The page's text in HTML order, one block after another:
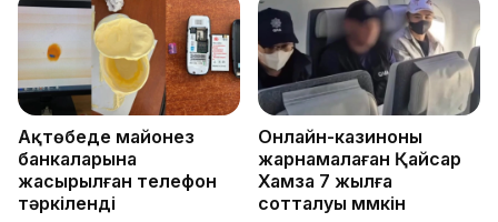
Ақтөбеде майонез
банкаларына
жасырылған телефон
тәркіленді
Онлайн-казиноны
жарнамалаған Қайсар
Хамза 7 жылға
сотталуы мүмкін